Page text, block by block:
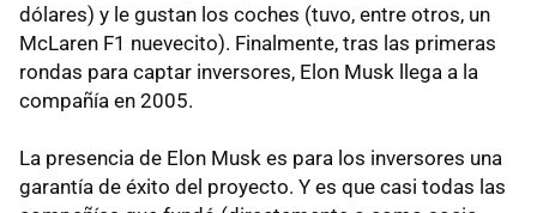
dólares) y le gustan los coches (tuvo, entre otros, un
McLaren F1 nuevecito). Finalmente, tras las primeras
rondas para captar inversores, Elon Musk llega a la
compañía en 2005.
La presencia de Elon Musk es para los inversores una
garantía de éxito del proyecto. Y es que casi todas las